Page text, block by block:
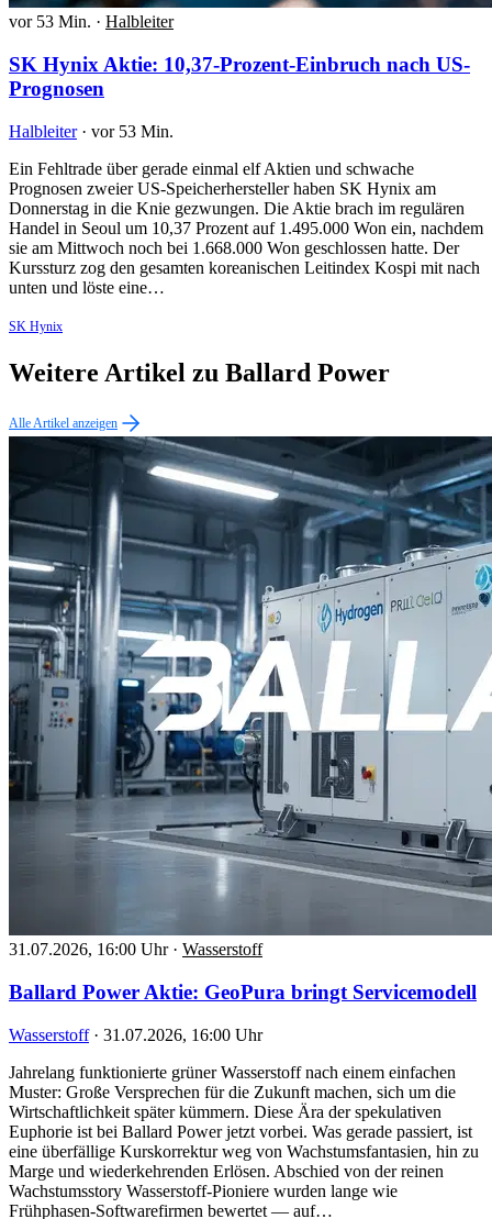
vor 53 Min. · Halbleiter
SK Hynix Aktie: 10,37-Prozent-Einbruch nach US-
Prognosen
Halbleiter · vor 53 Min.
Ein Fehltrade über gerade einmal elf Aktien und schwache
Prognosen zweier US-Speicherhersteller haben SK Hynix am
Donnerstag in die Knie gezwungen. Die Aktie brach im regulären
Handel in Seoul um 10,37 Prozent auf 1.495.000 Won ein, nachdem
sie am Mittwoch noch bei 1.668.000 Won geschlossen hatte. Der
Kurssturz zog den gesamten koreanischen Leitindex Kospi mit nach
unten und löste eine…
SK Hynix
Weitere Artikel zu Ballard Power
Alle Artikel anzeigen
31.07.2026, 16:00 Uhr · Wasserstoff
Ballard Power Aktie: GeoPura bringt Servicemodell
Wasserstoff · 31.07.2026, 16:00 Uhr
Jahrelang funktionierte grüner Wasserstoff nach einem einfachen
Muster: Große Versprechen für die Zukunft machen, sich um die
Wirtschaftlichkeit später kümmern. Diese Ära der spekulativen
Euphorie ist bei Ballard Power jetzt vorbei. Was gerade passiert, ist
eine überfällige Kurskorrektur weg von Wachstumsfantasien, hin zu
Marge und wiederkehrenden Erlösen. Abschied von der reinen
Wachstumsstory Wasserstoff-Pioniere wurden lange wie
Frühphasen-Softwarefirmen bewertet — auf…